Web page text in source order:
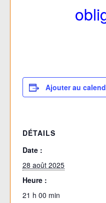
Ajouter au
DÉTAILS
Date :
28 août 2025
Heure :
21 h 00 min